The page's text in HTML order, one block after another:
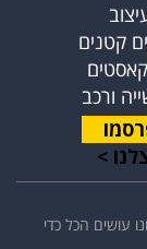
קטנים
ורכב
>
עושים הכל כדי